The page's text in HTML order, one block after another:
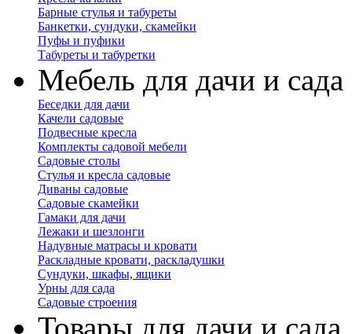
Барные стулья и табуреты
Банкетки, сундуки, скамейки
Пуфы и пуфики
Табуреты и табуретки
Мебель для дачи и сада
Беседки для дачи
Качели садовые
Подвесные кресла
Комплекты садовой мебели
Садовые столы
Стулья и кресла садовые
Диваны садовые
Садовые скамейки
Гамаки для дачи
Лежаки и шезлонги
Надувные матрасы и кровати
Раскладные кровати, раскладушки
Сундуки, шкафы, ящики
Урны для сада
Садовые строения